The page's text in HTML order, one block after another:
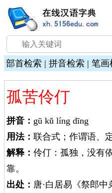
部首检索 | 拼音检索 | 笔画
孤苦伶仃
拼音： gū kǔ líng dīng
用法： 联合式；作谓语、
解释： 伶仃：孤独，没有
靠。
出处： 唐·白居易《祭郎